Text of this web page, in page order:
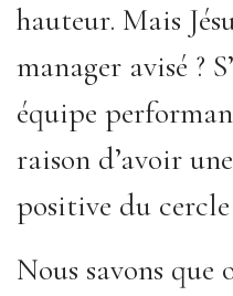
hauteur. Mais
manager avisé ?
équipe
raison d’avoir
positive du cercle
Nous savons que